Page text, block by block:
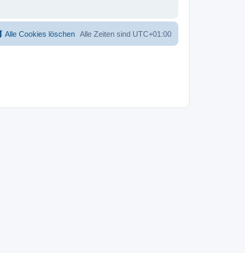
Alle Zeiten sind UTC+01:00
Alle Cookies löschen